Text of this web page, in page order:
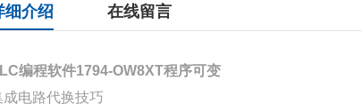
细介绍 在线留言
编程软件1794-OW8XT程序可变
成电路代换技巧